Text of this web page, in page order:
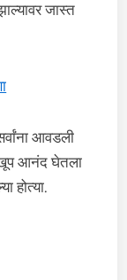
जास्त
आवडली
खूप आनंद घेतला
होत्या.